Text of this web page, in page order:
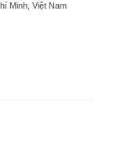
Minh, Việt Nam